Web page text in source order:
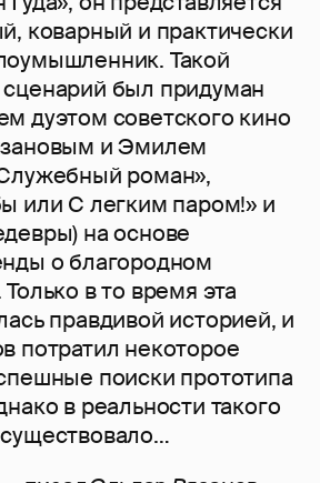
коварный и практически
Такой
был придуман
дуэтом советского кино
и Эмилем
роман»,
или С легким паром!» и
на основе
о благородном
в то время эта
правдивой историей, и
потратил некоторое
поиски прототипа
в реальности такого